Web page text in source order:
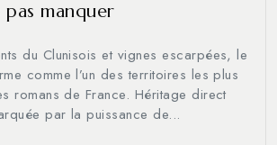
manquer
du Clunisois et vignes escarpées, le
comme l’un des territoires les plus
romans de France. Héritage direct
par la puissance de...